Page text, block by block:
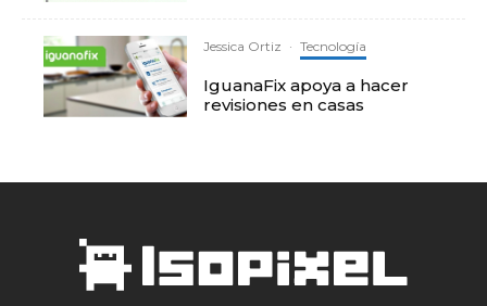
Jessica Ortiz · Tecnología
IguanaFix apoya a hacer
revisiones en casas